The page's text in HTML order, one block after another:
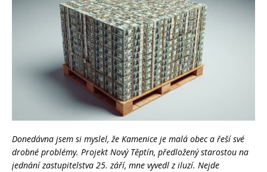
Donedávna jsem si myslel, že Kamenice je malá obec a řeší své
drobné problémy. Projekt Nový Těptín, předložený starostou na
jednání zastupitelstva 25. září, mne vyvedl z iluzí. Nejde